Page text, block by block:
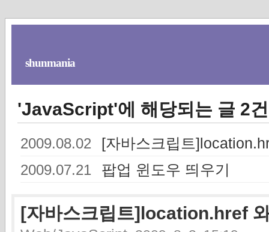
shunmania
'JavaScript'에 해당되는 글 2건
2009.08.02 [자바스크립트
2009.07.21 팝업 윈도우 띄우기
[자바스크립트]location.href